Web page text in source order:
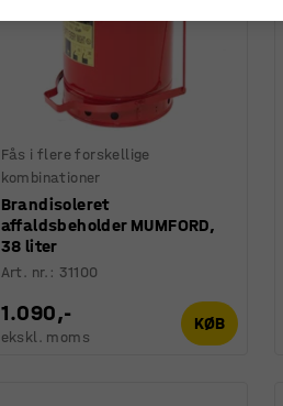
Fås i flere forskellige
kombinationer
Brandisoleret
affaldsbeholder MUMFORD,
38 liter
Art. nr. : 31100
1.090,-
ekskl. moms
KØB